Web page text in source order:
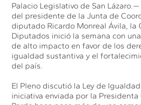
Palacio Legislativo de San
del presidente de la Junta de
diputado Ricardo Monreal Ávila, la
Diputados inició la semana con
de alto impacto en favor de los
igualdad sustantiva y el
del país.
El Pleno discutió la Ley de
iniciativa enviada por la